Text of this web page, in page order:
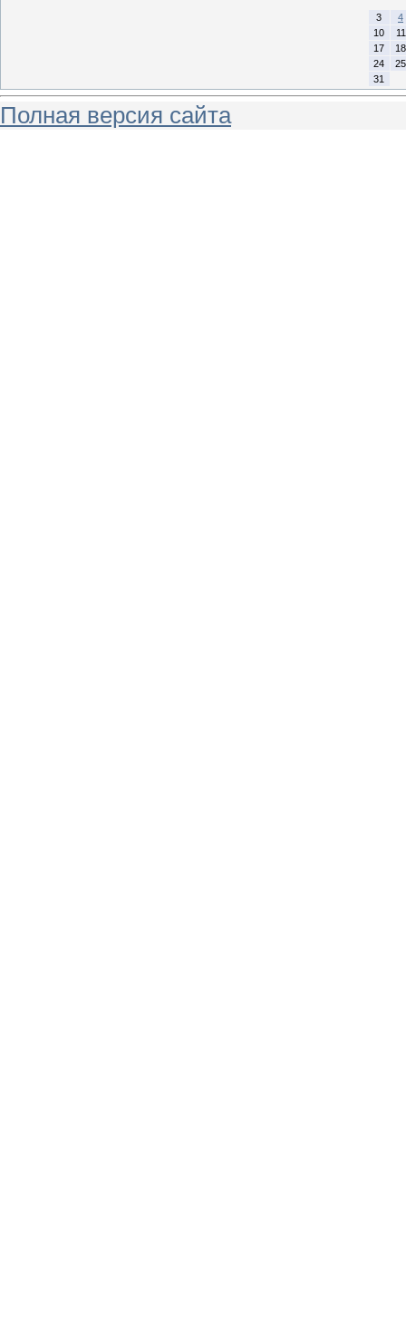
3
4
10
11
17
18
24
25
31
Полная версия сайта